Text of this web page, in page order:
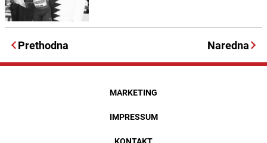
Prethodna Naredna
MARKETING
IMPRESSUM